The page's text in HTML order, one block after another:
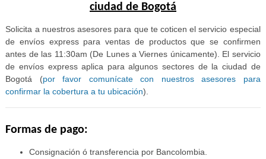
ciudad de Bogotá
Solicita a nuestros asesores para que te coticen el servicio especial
de envíos express para ventas de productos que se confirmen
antes de las 11:30am (De Lunes a Viernes únicamente). El servicio
de envíos express aplica para algunos sectores de la ciudad de
Bogotá (por favor comunícate con nuestros asesores para
confirmar la cobertura a tu ubicación).
Formas de pago:
Consignación ó transferencia por Bancolombia.